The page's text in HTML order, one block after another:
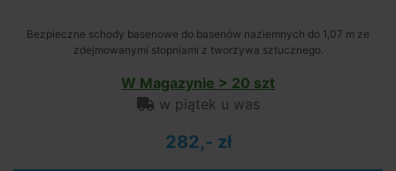
Bezpieczne schody basenowe do basenów naziemnych do 1,07 m ze
zdejmowanymi stopniami z tworzywa sztucznego.
W Magazynie > 20 szt
w piątek u was
282,- zł